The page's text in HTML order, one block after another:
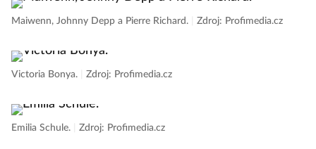
Maiwenn, Johnny Depp a Pierre Richard. Zdroj: Profimedia.cz
Victoria Bonya. Zdroj: Profimedia.cz
Emilia Schule. Zdroj: Profimedia.cz